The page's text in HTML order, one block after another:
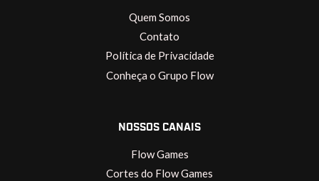
Quem Somos
Contato
Política de Privacidade
Conheça o Grupo Flow
NOSSOS CANAIS
Flow Games
Cortes do Flow Games